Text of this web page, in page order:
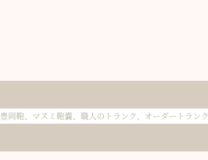
豊岡鞄、マスミ鞄嚢、職人のトランク、オーダートランク